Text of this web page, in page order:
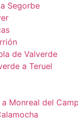
Segorbe
de Valverde
a Teruel
a Monreal del